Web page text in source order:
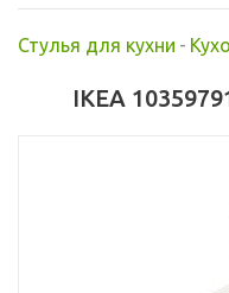
Стулья для кухни -
IKEA